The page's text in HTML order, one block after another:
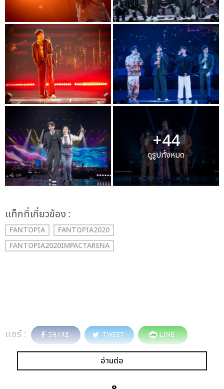
+44
ดูรูปทั้งหมด
เเท็กที่เกี่ยวข้อง :
FANTOPIA
FANTOPIA2020
FANTOPIA2020IMPACTARENA
แชร์ : SHARE TWEET LINE
อ่านต่อ